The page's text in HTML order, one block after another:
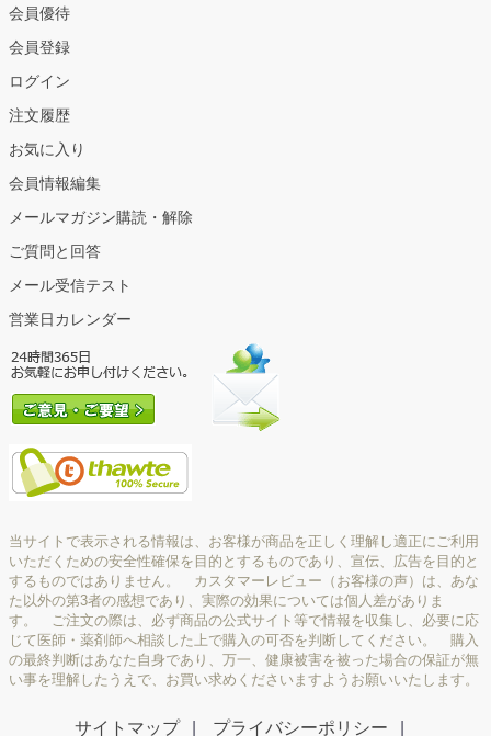
会員優待
会員登録
ログイン
注文履歴
お気に入り
会員情報編集
メールマガジン購読・解除
ご質問と回答
メール受信テスト
営業日カレンダー
当サイトで表示される情報は、お客様が商品を正しく理解し適正にご利用
いただくための安全性確保を目的とするものであり、宣伝、広告を目的と
するものではありません。 カスタマーレビュー（お客様の声）は、あな
た以外の第3者の感想であり、実際の効果については個人差がありま
す。 ご注文の際は、必ず商品の公式サイト等で情報を収集し、必要に応
じて医師・薬剤師へ相談した上で購入の可否を判断してください。 購入
の最終判断はあなた自身であり、万一、健康被害を被った場合の保証が無
い事を理解したうえで、お買い求めくださいますようお願いいたします。
サイトマップ プライバシーポリシー